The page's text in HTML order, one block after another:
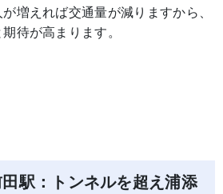
増えれば交通量が減りますから、
待が高まります。
駅：トンネルを超え浦添